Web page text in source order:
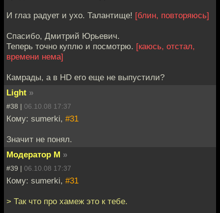
И глаз радует и ухо. Талантище! [блин, повторяюсь]
Спасибо, Дмитрий Юрьевич.
Теперь точно куплю и посмотрю. [каюсь, отстал,
времени нема]
Камрады, а в HD его еще не выпустили?
Light »
#38 | 06.10.08 17:37
Кому: sumerki, #31
Значит не понял.
Модератор М »
#39 | 06.10.08 17:37
Кому: sumerki, #31
> Так что про хамеж это к тебе.